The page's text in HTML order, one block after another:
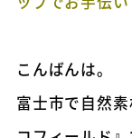
こんばんは。
富士市で自然